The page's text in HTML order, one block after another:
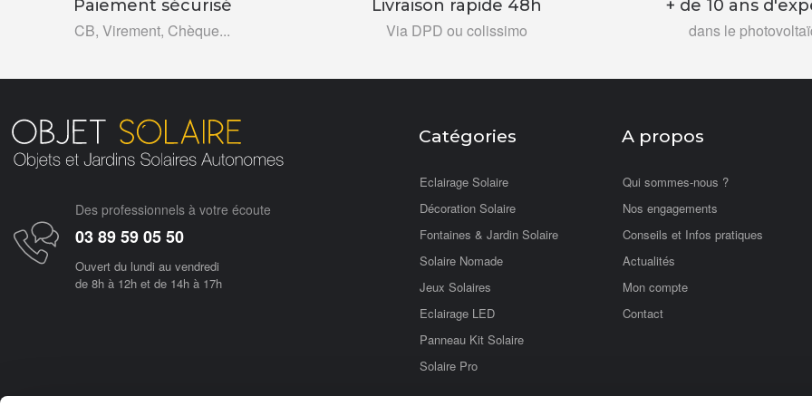
Paiement sécurisé
CB, Virement, Chèque...
Livraison rapide 48h
Via DPD ou colissimo
+ de 10 ans
dans le
Des professionnels à votre écoute
03 89 59 05 50
Ouvert du lundi au vendredi
de 8h à 12h et de 14h à 17h
Catégories
Eclairage Solaire
Décoration Solaire
Fontaines & Jardin Solaire
Solaire Nomade
Jeux Solaires
Eclairage LED
Panneau Kit Solaire
Solaire Pro
A propos
Qui sommes-nous ?
Nos engagements
Conseils et Infos pratiques
Actualités
Mon compte
Contact